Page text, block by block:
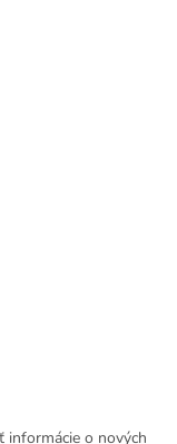
informácie o nových